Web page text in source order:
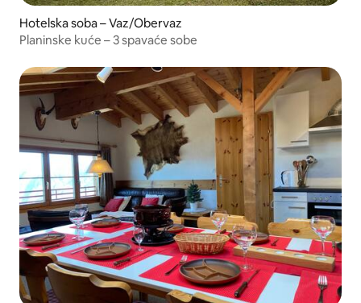
Hotelska soba – Vaz/Obervaz
Planinske kuće – 3 spavaće sobe